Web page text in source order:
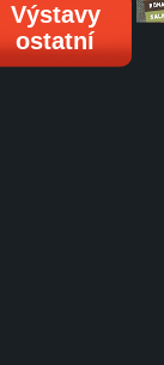
Výstavy
ostatní